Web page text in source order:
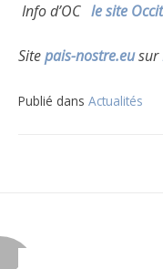
Info d’OC le site
Sitepais-nostre.eusur
Publié dans Actualités